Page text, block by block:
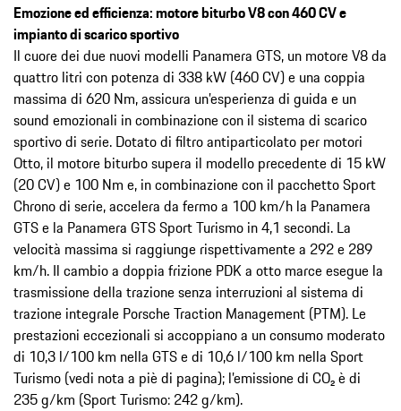
Emozione ed efficienza: motore biturbo V8 con 460 CV e
impianto di scarico sportivo
Il cuore dei due nuovi modelli Panamera GTS, un motore V8 da
quattro litri con potenza di 338 kW (460 CV) e una coppia
massima di 620 Nm, assicura un’esperienza di guida e un
sound emozionali in combinazione con il sistema di scarico
sportivo di serie. Dotato di filtro antiparticolato per motori
Otto, il motore biturbo supera il modello precedente di 15 kW
(20 CV) e 100 Nm e, in combinazione con il pacchetto Sport
Chrono di serie, accelera da fermo a 100 km/h la Panamera
GTS e la Panamera GTS Sport Turismo in 4,1 secondi. La
velocità massima si raggiunge rispettivamente a 292 e 289
km/h. Il cambio a doppia frizione PDK a otto marce esegue la
trasmissione della trazione senza interruzioni al sistema di
trazione integrale Porsche Traction Management (PTM). Le
prestazioni eccezionali si accoppiano a un consumo moderato
di 10,3 l/100 km nella GTS e di 10,6 l/100 km nella Sport
Turismo (vedi nota a piè di pagina); l’emissione di CO₂ è di
235 g/km (Sport Turismo: 242 g/km).